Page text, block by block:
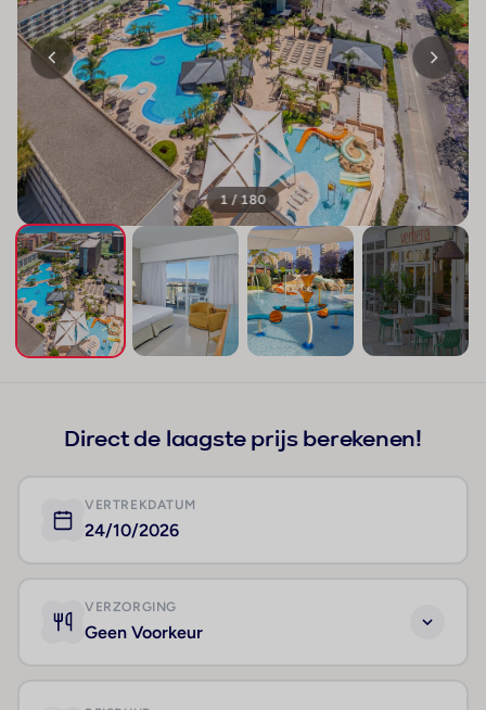
1 / 180
Direct de laagste prijs berekenen!
VERTREKDATUM
24/10/2026
VERZORGING
Geen Voorkeur